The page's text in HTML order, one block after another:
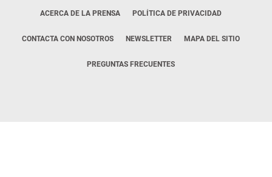
ACERCA DE LA PRENSA POLÍTICA DE PRIVACIDAD
CONTACTA CON NOSOTROS NEWSLETTER MAPA DEL SITIO
PREGUNTAS FRECUENTES